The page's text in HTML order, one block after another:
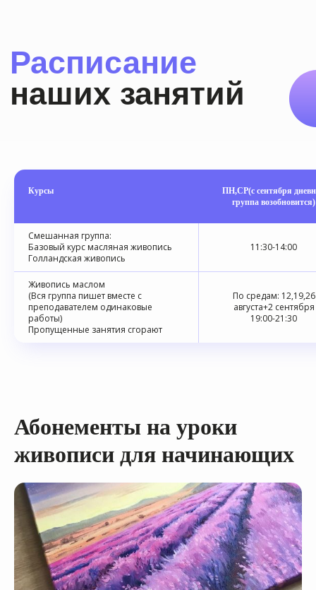
Курсы
ПН,СР(с сентября
группа возобновится)
Смешанная группа:
Базовый курс масляная живопись
Голландская живопись
11:30-14:00
Живопись маслом
(Вся группа пишет вместе с
преподавателем одинаковые
работы)
Пропущенные занятия сгорают
По средам: 12,19,26
августа+2 сентября
19:00-21:30
Абонементы на уроки
живописи для начинающих